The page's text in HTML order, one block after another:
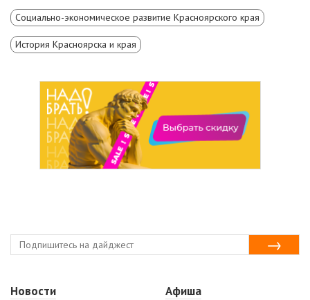
Социально-экономическое развитие Красноярского края
История Красноярска и края
Новости
Афиша